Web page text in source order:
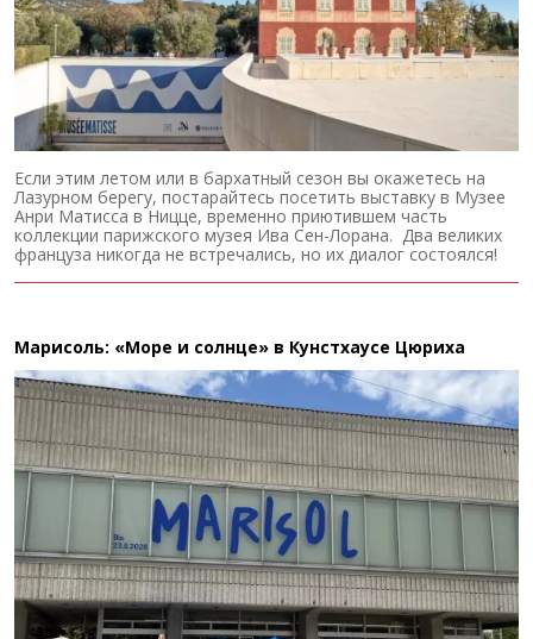
Если этим летом или в бархатный сезон вы окажетесь на
Лазурном берегу, постарайтесь посетить выставку в Музее
Анри Матисса в Ницце, временно приютившем часть
коллекции парижского музея Ива Сен-Лорана. Два великих
француза никогда не встречались, но их диалог состоялся!
Марисоль: «Море и солнце» в Кунстхаусе Цюриха